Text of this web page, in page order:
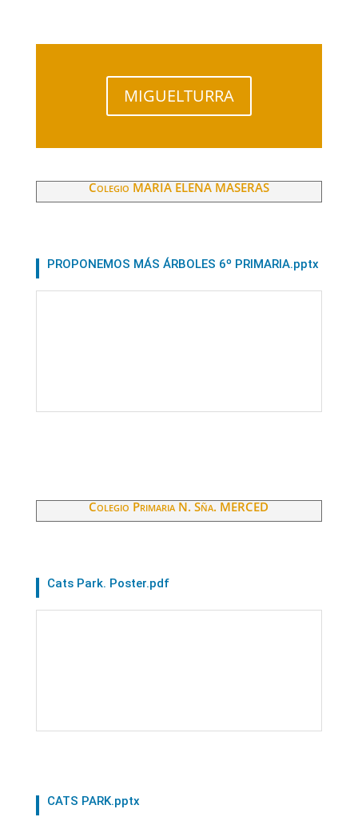
MIGUELTURRA
Colegio MARIA ELENA MASERAS
PROPONEMOS MÁS ÁRBOLES 6º PRIMARIA.pptx
Colegio Primaria N. Sña. MERCED
Cats Park. Poster.pdf
CATS PARK.pptx